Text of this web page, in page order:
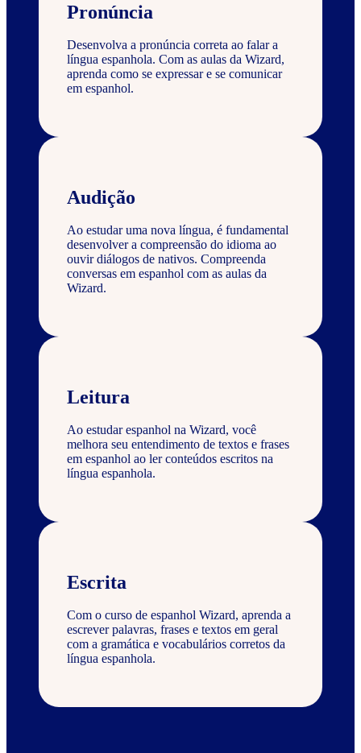
Pronúncia
Desenvolva a pronúncia correta ao falar a
língua espanhola. Com as aulas da Wizard,
aprenda como se expressar e se comunicar
em espanhol.
Audição
Ao estudar uma nova língua, é fundamental
desenvolver a compreensão do idioma ao
ouvir diálogos de nativos. Compreenda
conversas em espanhol com as aulas da
Wizard.
Leitura
Ao estudar espanhol na Wizard, você
melhora seu entendimento de textos e frases
em espanhol ao ler conteúdos escritos na
língua espanhola.
Escrita
Com o curso de espanhol Wizard, aprenda a
escrever palavras, frases e textos em geral
com a gramática e vocabulários corretos da
língua espanhola.